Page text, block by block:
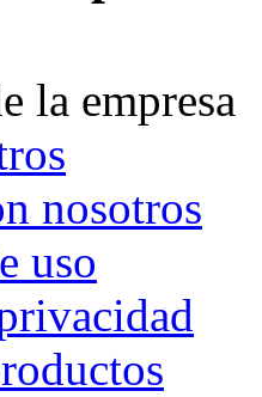
la empresa
nosotros
uso